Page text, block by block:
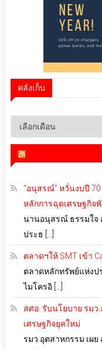
คลังเก็บ
คลัง
“อนุสรณ์” หวั่นงบปี
หลักการฉุดเศรษฐกิจพั
นานอนุสรณ์ ธรรมใจ
ประธ […]
ตลาดฯให้ SMT เข้า
ตลาดหลักทรัพย์แห่งป
ไมโครอิ […]
สศอ. รับนโยบาย รมว
เศรษฐกิจยุคใหม่
รมว.อุตสาหกรรม เผ